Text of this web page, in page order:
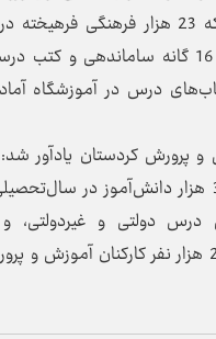
وی با بیان اینکه 23 هزار
پرورش مناطق 16 گانه ساماندهی
درس در آموزشگاه
و پرورش کردستان یادآور
سال جاری 320 هزار دانش‌آموز در
آموزشگاه، با 23 هزار نفر کارکنان